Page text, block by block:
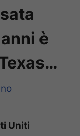
è
Uniti